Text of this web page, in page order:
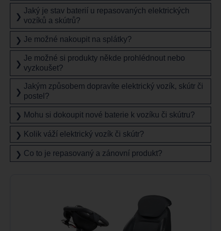
❯
Jaký je stav baterií u repasovaných elektrických
vozíků a skútrů?
❯ Je možné nakoupit na splátky?
❯
Je možné si produkty někde prohlédnout nebo
vyzkoušet?
❯
Jakým způsobem dopravíte elektrický vozík, skútr či
postel?
❯ Mohu si dokoupit nové baterie k vozíku či skútru?
❯ Kolik váží elektrický vozík či skútr?
❯ Co to je repasovaný a zánovní produkt?